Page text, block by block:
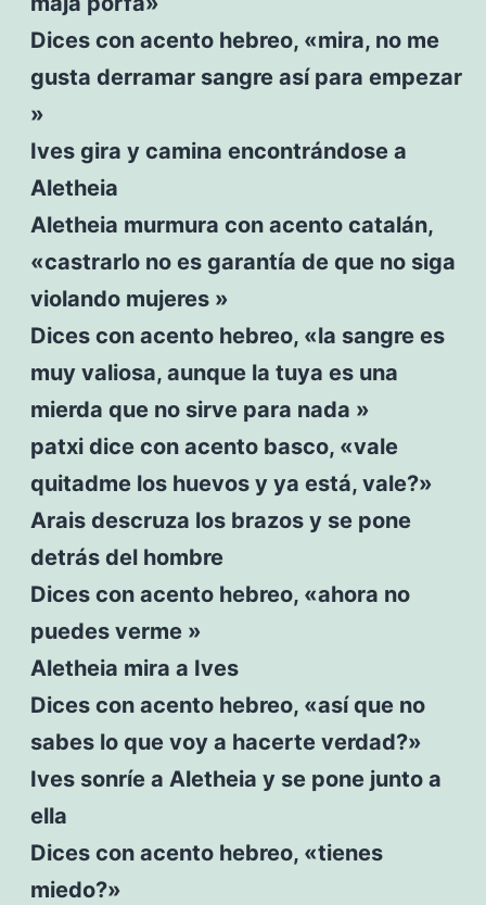
Dices con acento hebreo, «mira, no me
gusta derramar sangre así para empezar
»
Ives gira y camina encontrándose a
Aletheia
Aletheia murmura con acento catalán,
«castrarlo no es garantía de que no siga
violando mujeres »
Dices con acento hebreo, «la sangre es
muy valiosa, aunque la tuya es una
mierda que no sirve para nada »
patxi dice con acento basco, «vale
quitadme los huevos y ya está, vale?»
Arais descruza los brazos y se pone
detrás del hombre
Dices con acento hebreo, «ahora no
puedes verme »
Aletheia mira a Ives
Dices con acento hebreo, «así que no
sabes lo que voy a hacerte verdad?»
Ives sonríe a Aletheia y se pone junto a
ella
Dices con acento hebreo, «tienes
miedo?»